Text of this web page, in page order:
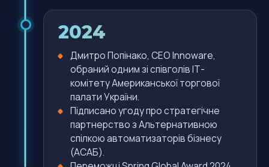
2024
Дмитро Попінако, CEO Innoware,
обраний одним зі співголів ІТ-
комітету Американської торгової
палати України.
Підписано угоду про стратегічне
партнерство з Альтернативною
спілкою автоматизаторів бізнесу
(АСАБ).